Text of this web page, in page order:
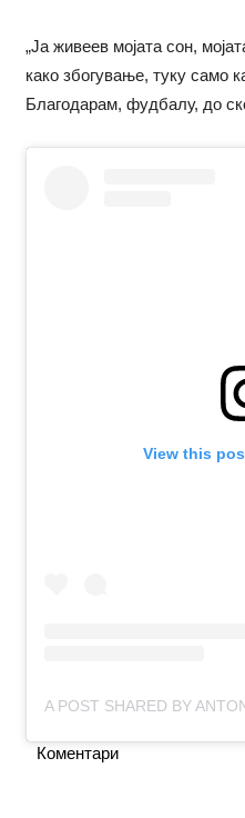
„Ја живеев мојата сон,
како збогување, туку само
Благодарам, фудбалу, до
View this
Коментари